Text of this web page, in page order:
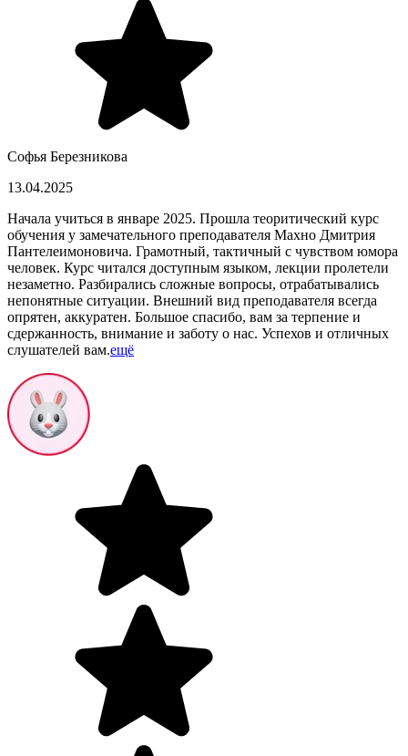
Софья Березникова
13.04.2025
Начала учиться в январе 2025. Прошла теоритический курс
обучения у замечательного преподавателя Махно Дмитрия
Пантелеимоновича. Грамотный, тактичный с чувством юмора
человек. Курс читался доступным языком, лекции пролетели
незаметно. Разбирались сложные вопросы, отрабатывались
непонятные ситуации. Внешний вид преподавателя всегда
опрятен, аккуратен. Большое спасибо, вам за терпение и
сдержанность, внимание и заботу о нас. Успехов и отличных
слушателей вам.ещё